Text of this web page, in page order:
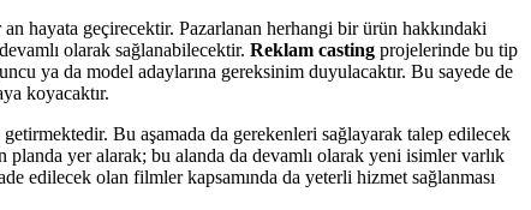
hayata geçirecektir. Pazarlanan herhangi bir ürün hakkındaki
olarak sağlanabilecektir. Reklam casting projelerinde bu tip
ya da model adaylarına gereksinim duyulacaktır. Bu sayede de
koyacaktır.
Bu aşamada da gerekenleri sağlayarak talep edilecek
planda yer alarak; bu alanda da devamlı olarak yeni isimler varlık
edilecek olan filmler kapsamında da yeterli hizmet sağlanması